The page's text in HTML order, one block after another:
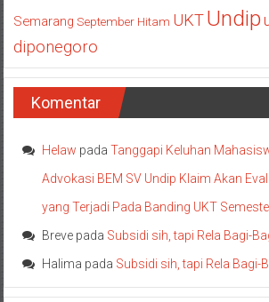
Semarang September Hitam UKTUndip
diponegoro
Komentar
Helaw padaTanggapi Keluhan
Advokasi BEM SV Undip Klaim Akan
yang Terjadi Pada Banding UKT
Breve pada Subsidi sih, tapi Rela Bagi-
Halima pada Subsidi sih, tapi Rela Bagi-